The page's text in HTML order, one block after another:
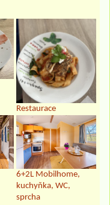
Restaurace
6+2L Mobilhome,
kuchyňka, WC,
sprcha